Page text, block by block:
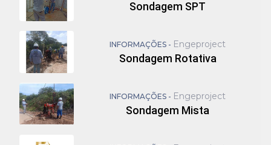
Sondagem SPT
INFORMAÇÕES - Engeproject
Sondagem Rotativa
INFORMAÇÕES - Engeproject
Sondagem Mista